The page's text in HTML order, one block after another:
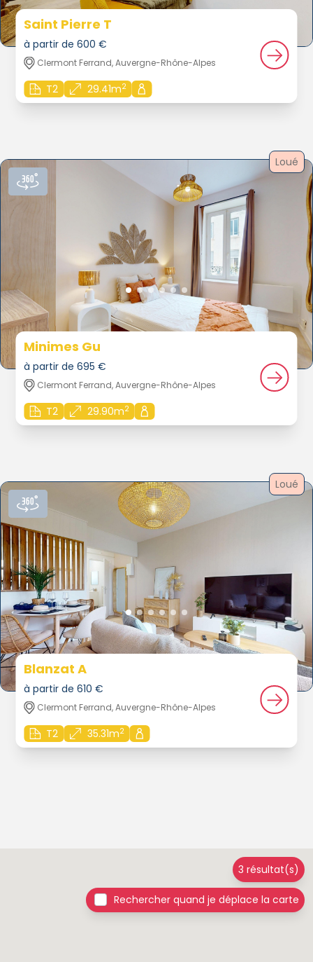
Saint Pierre T
à partir de 600 €
Clermont Ferrand, Auvergne-Rhône-Alpes
T2 29.41m2
Loué
Minimes Gu
à partir de 695 €
Clermont Ferrand, Auvergne-Rhône-Alpes
T2 29.90m2
Loué
Blanzat A
à partir de 610 €
Clermont Ferrand, Auvergne-Rhône-Alpes
T2 35.31m2
3 résultat(s)
Rechercher quand je déplace la carte